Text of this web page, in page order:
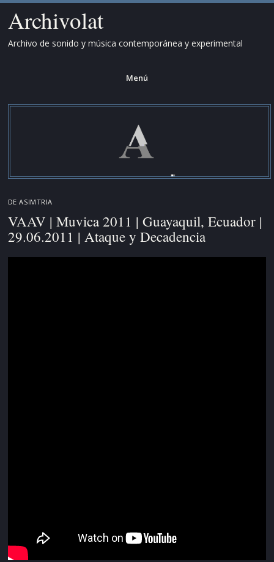
Archivolat
Archivo de sonido y música contemporánea y experimental
Menú
Saltar
DEASIMTRIA
VAAV | Muvica 2011 | Guayaquil, Ecuador |
29.06.2011 | Ataque y Decadencia